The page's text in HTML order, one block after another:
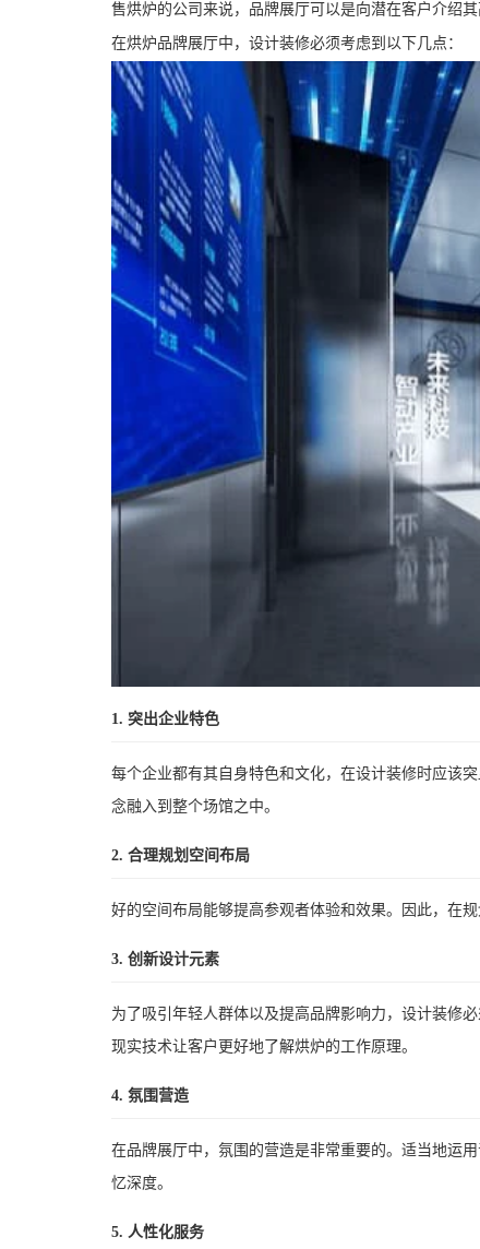
售烘炉的公司来说，品牌展厅可以是向潜在客户介绍其
在烘炉品牌展厅中，设计装修必须考虑到以下几点：
1. 突出企业特色
每个企业都有其自身特色和文化，在设计装修时应该
念融入到整个场馆之中。
2. 合理规划空间布局
好的空间布局能够提高参观者体验和效果。因此，在
3. 创新设计元素
为了吸引年轻人群体以及提高品牌影响力，设计装修
现实技术让客户更好地了解烘炉的工作原理。
4. 氛围营造
在品牌展厅中，氛围的营造是非常重要的。适当地运
忆深度。
5. 人性化服务